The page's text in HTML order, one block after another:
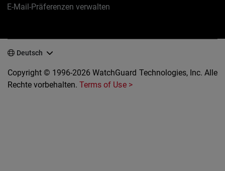
E-Mail-Präferenzen verwalten
Deutsch
Copyright © 1996-2026 WatchGuard Technologies, Inc. Alle
Rechte vorbehalten.Terms of Use >